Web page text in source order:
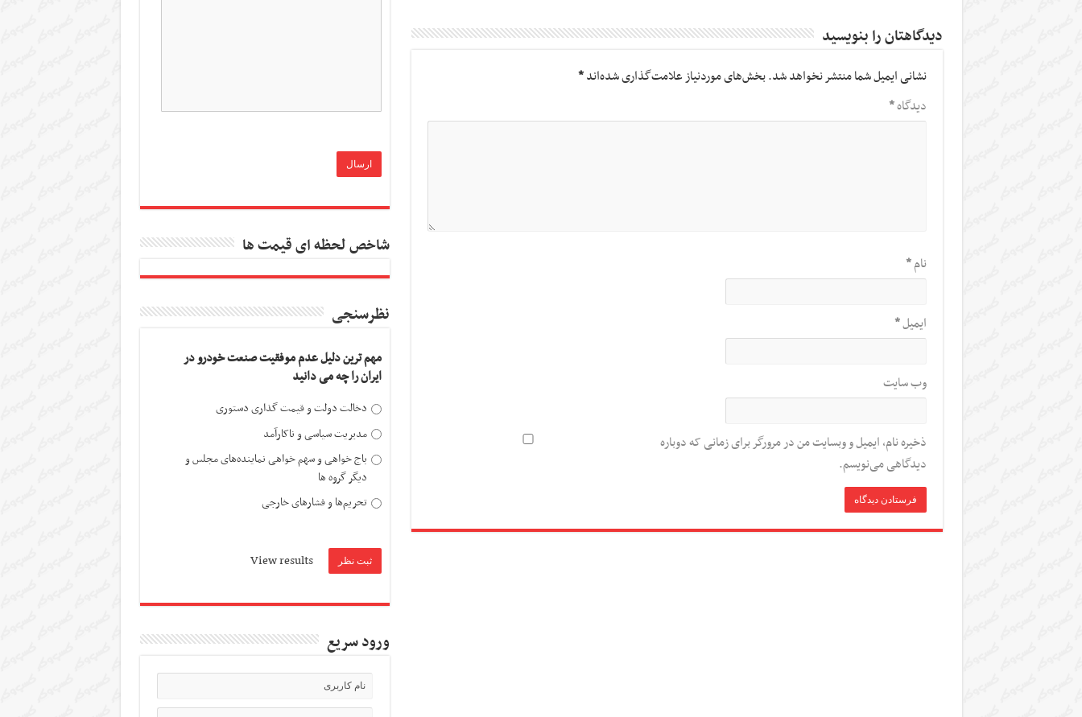
دیدگاهتان را بنویسید
نشانی ایمیل شما منتشر نخواهد شد.بخش‌های موردنیاز علامت‌گذاری شده‌اند*
دیدگاه*
نام*
ایمیل*
وب‌ سایت
ذخیره نام، ایمیل و وبسایت من در مرورگر برای زمانی که دوباره
دیدگاهی می‌نویسم.
شاخص لحظه ای قیمت ها
نظرسنجی
مهم ترین دلیل عدم موفقیت صنعت خودرو در
ایران را چه می دانید
دخالت دولت و قیمت گذاری دستوری
مدیریت سیاسی و ناکارآمد
باج خواهی و سهم خواهی نماینده‌های مجلس و
دیگر گروه ها
تحریم‌ها و فشارهای خارجی
View results
ورود سریع